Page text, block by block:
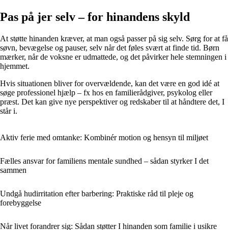
Pas på jer selv – for hinandens skyld
At støtte hinanden kræver, at man også passer på sig selv. Sørg for at få
søvn, bevægelse og pauser, selv når det føles svært at finde tid. Børn
mærker, når de voksne er udmattede, og det påvirker hele stemningen i
hjemmet.
Hvis situationen bliver for overvældende, kan det være en god idé at
søge professionel hjælp – fx hos en familierådgiver, psykolog eller
præst. Det kan give nye perspektiver og redskaber til at håndtere det, I
står i.
Aktiv ferie med omtanke: Kombinér motion og hensyn til miljøet
Fælles ansvar for familiens mentale sundhed – sådan styrker I det
sammen
Undgå hudirritation efter barbering: Praktiske råd til pleje og
forebyggelse
Når livet forandrer sig: Sådan støtter I hinanden som familie i usikre